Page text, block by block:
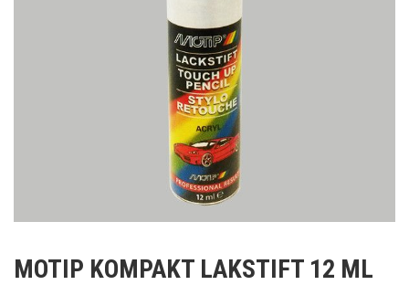
het
MOTIP KOMPAKT LAKSTIFT 12 ML